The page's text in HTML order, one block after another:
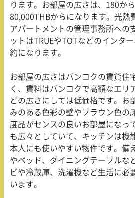
ります。お部屋の広さは、180か
80,000THBからになります。光熱
アパートメントの管理事務所への
ットはTRUEやTOTなどのインタ
約になります。
お部屋の広さはバンコクの賃貸住
く、賃料はバンコクで高額なエリ
どの広さにしては低価格です。お
みのある色彩の壁やブラウン色の
度品がセンスの良いお部屋になっ
も広々としていて、キッチンは機
本人にも使いやすい物件です。備
やベッド、ダイニングテーブルな
ビや冷蔵庫、洗濯機など生活に必
います。